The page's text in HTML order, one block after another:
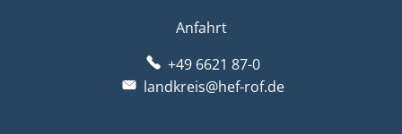
Anfahrt
+49 6621 87-0
landkreis@hef-rof.de